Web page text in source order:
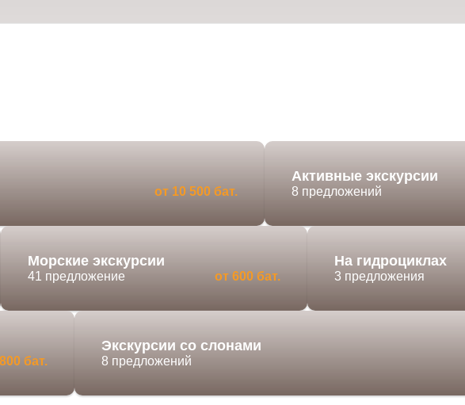
от 10 500 бат.
Активные экскурсии
8 предложений
Морские экскурсии
41 предложение от 600 бат.
На гидроциклах
3 предложения
бат.
Экскурсии со слонами
8 предложений